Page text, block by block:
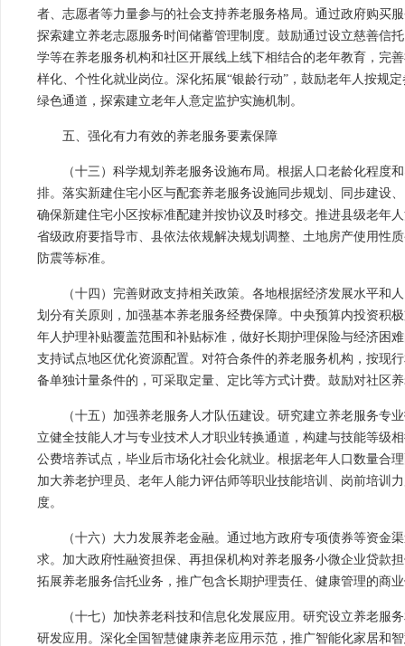
者、志愿者等力量参与的社会支持养老服务格局。通过政府购买
探索建立养老志愿服务时间储蓄管理制度。鼓励通过设立慈善信
学等在养老服务机构和社区开展线上线下相结合的老年教育，完
样化、个性化就业岗位。深化拓展“银龄行动”，鼓励老年人按规
绿色通道，探索建立老年人意定监护实施机制。
五、强化有力有效的养老服务要素保障
（十三）科学规划养老服务设施布局。根据人口老龄化程
排。落实新建住宅小区与配套养老服务设施同步规划、同步建设
确保新建住宅小区按标准配建并按协议及时移交。推进县级老年
省级政府要指导市、县依法依规解决规划调整、土地房产使用性
防震等标准。
（十四）完善财政支持相关政策。各地根据经济发展水平
划分有关原则，加强基本养老服务经费保障。中央预算内投资积
年人护理补贴覆盖范围和补贴标准，做好长期护理保险与经济困
支持试点地区优化资源配置。对符合条件的养老服务机构，按现
备单独计量条件的，可采取定量、定比等方式计费。鼓励对社区
（十五）加强养老服务人才队伍建设。研究建立养老服务
立健全技能人才与专业技术人才职业转换通道，构建与技能等级
公费培养试点，毕业后市场化社会化就业。根据老年人口数量合
加大养老护理员、老年人能力评估师等职业技能培训、岗前培训
度。
（十六）大力发展养老金融。通过地方政府专项债券等资
求。加大政府性融资担保、再担保机构对养老服务小微企业贷款
拓展养老服务信托业务，推广包含长期护理责任、健康管理的商
（十七）加快养老科技和信息化发展应用。研究设立养老
研发应用。深化全国智慧健康养老应用示范，推广智能化家居和